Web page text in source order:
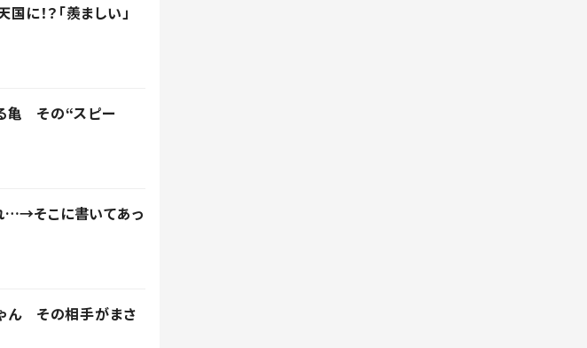
！？「羨ましい」
亀 その“スピー
…→そこに書いてあっ
ゃん その相手がまさ